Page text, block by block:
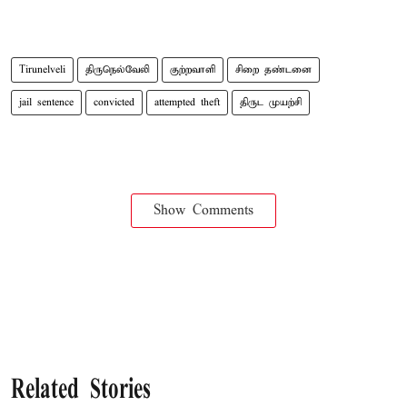
Tirunelveli திருநெல்வேலி குற்றவாளி சிறை தண்டனை
jail sentence convicted attempted theft திருட முயற்சி
Show Comments
Related Stories